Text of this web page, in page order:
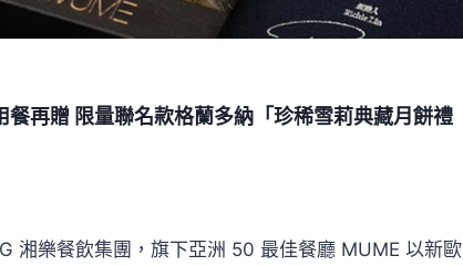
再贈 限量聯名款格蘭多納「珍稀雪莉典藏月餅禮
湘樂餐飲集團，旗下亞洲 50 最佳餐廳 MUME 以新歐